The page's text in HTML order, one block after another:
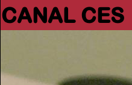
CANAL CES